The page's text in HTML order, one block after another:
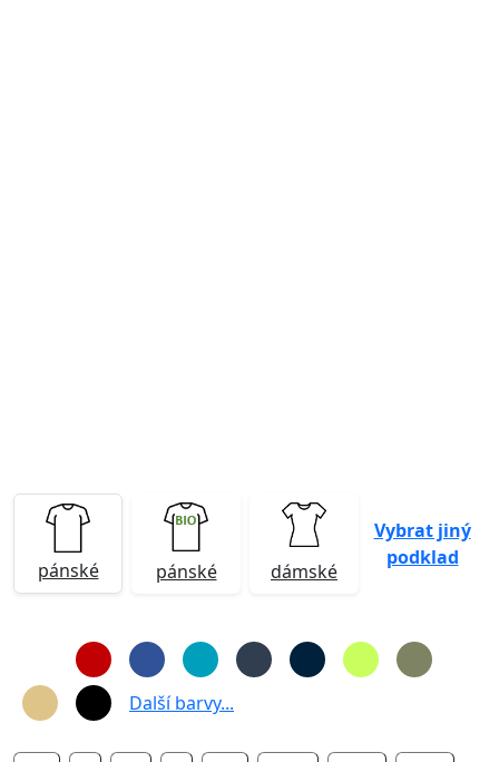
pánské pánské dámské
Vybrat jiný
podklad
Další barvy...